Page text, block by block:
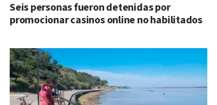
Seis personas fueron detenidas por
promocionar casinos online no habilitados